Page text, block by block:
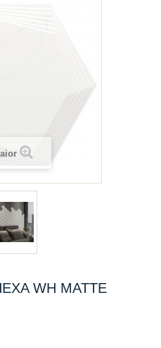
WH MATTE